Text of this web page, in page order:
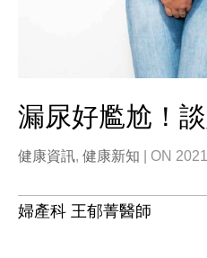
漏尿好尷尬！
健康資訊, 健康新知 | ON
婦產科 王郁菁醫師